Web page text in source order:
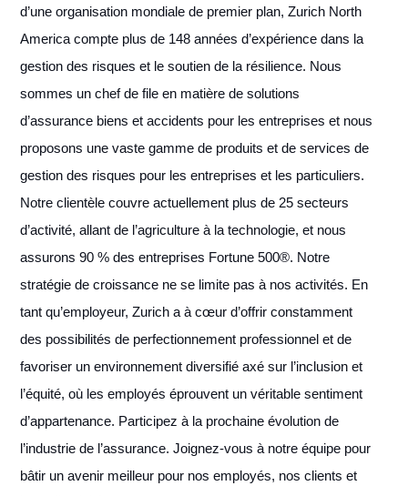
d’une organisation mondiale de premier plan, Zurich North
America compte plus de 148 années d’expérience dans la
gestion des risques et le soutien de la résilience. Nous
sommes un chef de file en matière de solutions
d’assurance biens et accidents pour les entreprises et nous
proposons une vaste gamme de produits et de services de
gestion des risques pour les entreprises et les particuliers.
Notre clientèle couvre actuellement plus de 25 secteurs
d’activité, allant de l’agriculture à la technologie, et nous
assurons 90 % des entreprises Fortune 500®. Notre
stratégie de croissance ne se limite pas à nos activités. En
tant qu’employeur, Zurich a à cœur d’offrir constamment
des possibilités de perfectionnement professionnel et de
favoriser un environnement diversifié axé sur l’inclusion et
l’équité, où les employés éprouvent un véritable sentiment
d’appartenance. Participez à la prochaine évolution de
l’industrie de l’assurance. Joignez-vous à notre équipe pour
bâtir un avenir meilleur pour nos employés, nos clients et